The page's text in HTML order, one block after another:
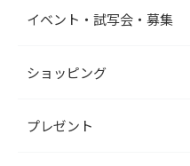
イベント・試写会・募集
ショッピング
プレゼント